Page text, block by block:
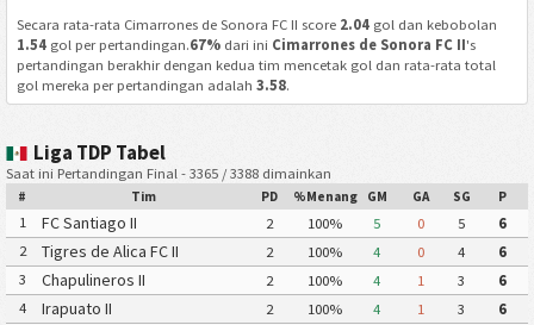
Secara rata-rata Cimarrones de Sonora FC II score 2.04gol dan kebobolan
1.54gol per pertandingan.67%dari ini Cimarrones de Sonora FC II's
pertandingan berakhir dengan kedua tim mencetak gol dan rata-rata total
gol mereka per pertandingan adalah 3.58.
Liga TDP Tabel
Saat ini Pertandingan Final - 3365 / 3388 dimainkan
# Tim PD %Menang GM GA SG P
1 FC Santiago II 2 100% 5 0 5
6
2
Tigres de Alica FC II 2 100% 4 0 4
6
3
Chapulineros II 2 100% 4 1 3
6
4
Irapuato II 2 100% 4 1 3
6